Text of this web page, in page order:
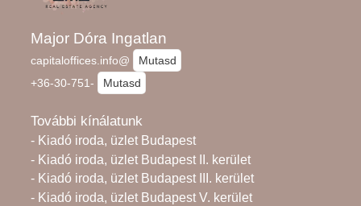
Major Dóra Ingatlan
capitaloffices.info@
Mutasd
+36-30-751-
Mutasd
További kínálatunk
- Kiadó iroda, üzlet Budapest
- Kiadó iroda, üzlet Budapest II. kerület
- Kiadó iroda, üzlet Budapest III. kerület
- Kiadó iroda, üzlet Budapest V. kerület